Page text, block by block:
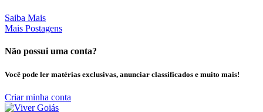
Saiba Mais
Mais Postagens
Não possui uma conta?
Você pode ler matérias exclusivas, anunciar classificados e muito mais!
Criar minha conta